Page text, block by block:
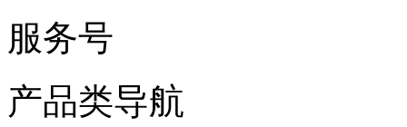
服务号
产品类导航